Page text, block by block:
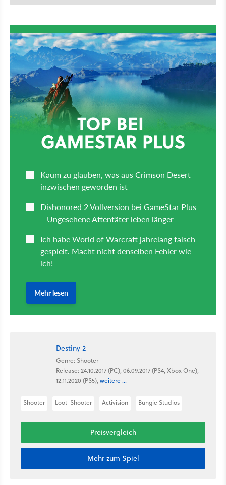
Destiny 2
Genre: Shooter
Release: 24.10.2017 (PC), 06.09.2017 (PS4, Xbox One),
12.11.2020 (PS5), weitere ...
Shooter Loot-Shooter Activision Bungie Studios
Preisvergleich
Mehr zum Spiel